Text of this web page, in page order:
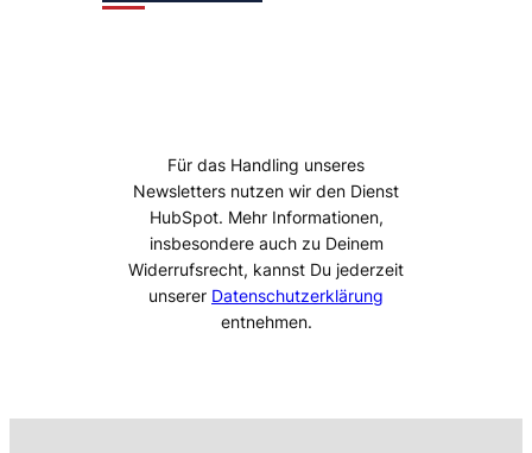
Für das Handling unseres
Newsletters nutzen wir den Dienst
HubSpot. Mehr Informationen,
insbesondere auch zu Deinem
Widerrufsrecht, kannst Du jederzeit
unserer Datenschutzerklärung
entnehmen.